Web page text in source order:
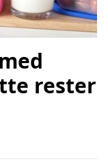
rester